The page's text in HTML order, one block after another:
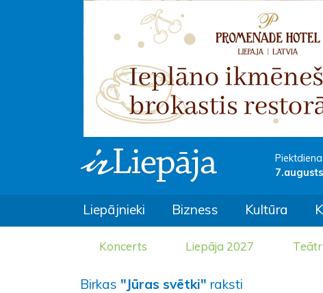
Piektdiena,
7.augusts
Liepājnieki Bizness Kultūra
Koncerts Liepāja 2027
Birkas "Jūras svētki" raksti